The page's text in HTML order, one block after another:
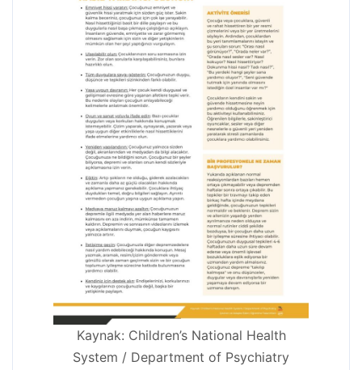
Kaynak: Children’s National Health
System / Department of Psychiatry